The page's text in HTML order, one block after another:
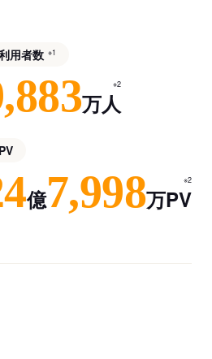
用者数 ※1
万人
※2
億7,998万PV
※2